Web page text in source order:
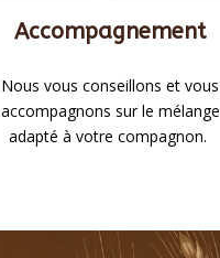
Accompagnement
Nous vous conseillons et vous
accompagnons sur le mélange
adapté à votre compagnon.